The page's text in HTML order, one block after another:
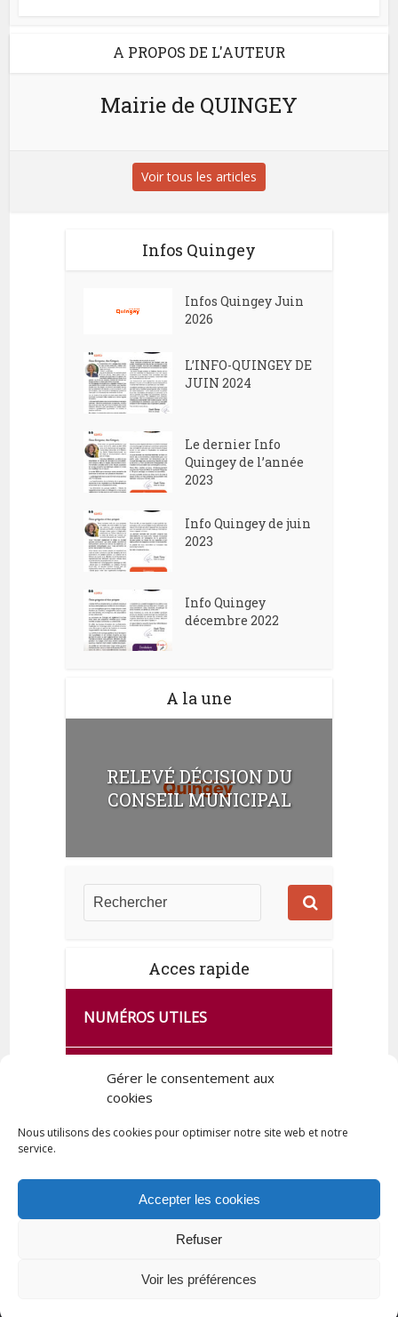
Gérer le consentement aux
cookies
Nous utilisons des cookies pour optimiser notre site web et notre
service.
Accepter les cookies
Refuser
Voir les préférences
A PROPOS DE L'AUTEUR
Mairie de QUINGEY
Voir tous les articles
Infos Quingey
Infos Quingey Juin
2026
L’INFO-QUINGEY DE
JUIN 2024
Le dernier Info
Quingey de l’année
2023
Info Quingey de juin
2023
Info Quingey
décembre 2022
A la une
RELEVÉ DÉCISION DU
CONSEIL MUNICIPAL
Acces rapide
NUMÉROS UTILES
CA SE PASSE À FRANCE SERVICES
DE QUINGEY
Tous droits réservés © 2023 Commune de Quingey / Création -